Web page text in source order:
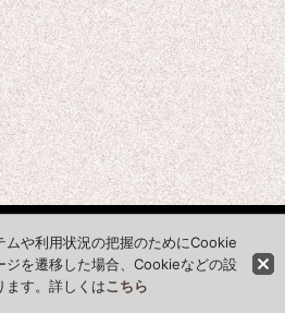
ムや利用状況の把握のためにCookie
ジを遷移した場合、Cookieなどの設
ます。詳しくはこちら